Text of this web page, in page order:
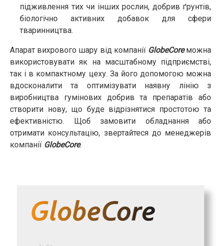
підживлення тих чи інших рослин, добрив ґрунтів,
біологічно активних добавок для сфери
тваринництва.
Апарат вихрового шару від компанії GlobeCoreможна
використовувати як на масштабному підприємстві,
так і в компактному цеху. За його допомогою можна
вдосконалити та оптимізувати наявну лінію з
виробництва гумінових добрив та препаратів або
створити нову, що буде відрізнятися простотою та
ефективністю. Щоб замовити обладнання або
отримати консультацію, звертайтеся до менеджерів
компанії GlobeCore.